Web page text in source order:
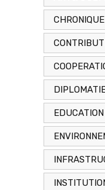
CHRONIQUE
EDUCATION